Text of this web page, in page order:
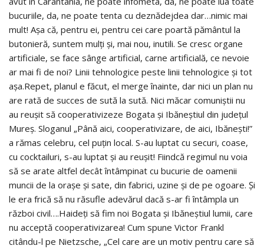
bucuriile, da, ne poate tenta cu deznădejdea dar…nimic mai
mult! Așa că, pentru ei, pentru cei care poartă pământul la
butonieră, suntem mulți și, mai nou, inutili. Se cresc organe
artificiale, se face sânge artificial, carne artificială, ce nevoie
ar mai fi de noi? Linii tehnologice peste linii tehnologice și tot
așa.Repet, planul e făcut, el merge înainte, dar nici un plan nu
are rată de succes de sută la sută. Nici măcar comuniștii nu
au reușit să cooperativizeze Bogata și Ibăneștiul din județul
Mureș. Sloganul „Până aici, cooperativizare, de aici, Ibănești!”
a rămas celebru, cel puțin local. S-au luptat cu securi, coase,
cu cocktailuri, s-au luptat și au reușit! Fiindcă regimul nu voia
să se arate altfel decât întâmpinat cu bucurie de oamenii
muncii de la orașe și sate, din fabrici, uzine și de pe ogoare. Și
le era frică să nu răsufle adevărul dacă s-ar fi întâmpla un
război civil….Haideți să fim noi Bogata și Ibăneștiul lumii, care
nu acceptă cooperativizarea! Cum spune Victor Frankl
citându-l pe Nietzsche, „Cel care are un motiv pentru care să